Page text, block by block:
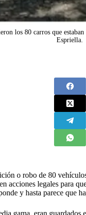
los 80 carros que
Espriella.
o robo de 80
acciones legales para
y hasta parece que